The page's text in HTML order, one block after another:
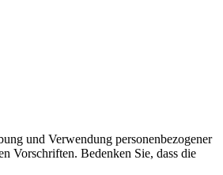
und Verwendung personenbezogener
Vorschriften. Bedenken Sie, dass die